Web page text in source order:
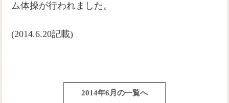
ム体操が行われました。
(2014.6.20記載)
2014年6月の一覧へ